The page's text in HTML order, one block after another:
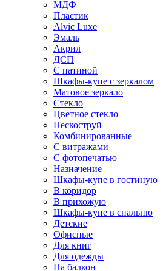
МДФ
Пластик
Alvic Luxe
Эмаль
Акрил
ДСП
С патиной
Шкафы-купе с зеркалом
Матовое зеркало
Стекло
Цветное стекло
Пескоструй
Комбинированные
С витражами
С фотопечатью
Назначение
Шкафы-купе в гостиную
В коридор
В прихожую
Шкафы-купе в спальню
Детские
Офисные
Для книг
Для одежды
На балкон